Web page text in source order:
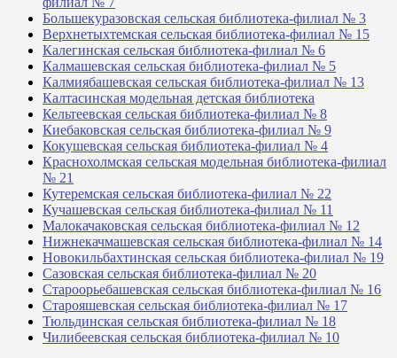
Большекуразовская сельская библиотека-филиал № 3
Верхнетыхтемская сельская библиотека-филиал № 15
Калегинская сельская библиотека-филиал № 6
Калмашевская сельская библиотека-филиал № 5
Калмиябашевская сельская библиотека-филиал № 13
Калтасинская модельная детская библиотека
Кельтеевская сельская библиотека-филиал № 8
Киебаковская сельская библиотека-филиал № 9
Кокушевская сельская библиотека-филиал № 4
Краснохолмская сельская модельная библиотека-филиал
№ 21
Кутеремская сельская библиотека-филиал № 22
Кучашевская сельская библиотека-филиал № 11
Малокачаковская сельская библиотека-филиал № 12
Нижнекачмашевская сельская библиотека-филиал № 14
Новокильбахтинская сельская библиотека-филиал № 19
Сазовская сельская библиотека-филиал № 20
Староорьебашевская сельская библиотека-филиал № 16
Старояшевская сельская библиотека-филиал № 17
Тюльдинская сельская библиотека-филиал № 18
Чилибеевская сельская библиотека-филиал № 10